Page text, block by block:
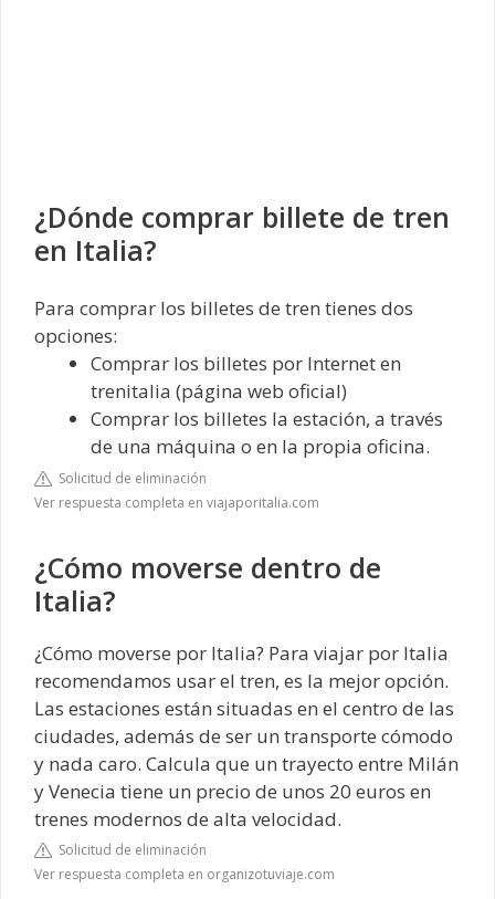
¿Dónde comprar billete de tren
en Italia?
Para comprar los billetes de tren tienes dos
opciones:
Comprar los billetes por Internet en
trenitalia (página web oficial)
Comprar los billetes la estación, a través
de una máquina o en la propia oficina.
Solicitud de eliminación
Ver respuesta completa en viajaporitalia.com
¿Cómo moverse dentro de
Italia?
¿Cómo moverse por Italia? Para viajar por Italia
recomendamos usar el tren, es la mejor opción.
Las estaciones están situadas en el centro de las
ciudades, además de ser un transporte cómodo
y nada caro. Calcula que un trayecto entre Milán
y Venecia tiene un precio de unos 20 euros en
trenes modernos de alta velocidad.
Solicitud de eliminación
Ver respuesta completa en organizotuviaje.com